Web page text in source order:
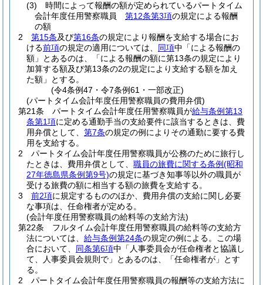
(3)
時間によって報酬の額が定められているパートタイム
会計年度任用警察職員 第12条第3項の規定による報酬
の額
2
第15条及び第16条の規定により報酬を支給する場合にお
ける前項の規定の適用については、 同項中「による報酬の
額」とあるのは、「による報酬の額に第13条の規定により
加算する額及び第13条の2の規定により支給する額を加え
た額」とする。
(令4条例47・令7条例61・一部改正)
(パートタイム会計年度任用警察職員の費用弁償)
第21条
パートタイム会計年度任用警察職員が給与条例第13
条第1項に定める通勤手当の支給要件に該当するときは、費
用弁償として、 第7条の規定の例によりその通勤に要する費
用を支給する。
2
パートタイム会計年度任用警察職員が公務のために旅行し
たときは、費用弁償として、 職員の旅費に関する条例(昭和
27年徳島県条例第9号)の規定に基づき知事等以外の職員が
受ける旅費の額に相当する額の旅費を支給する。
3
前2項に規定するもののほか、費用弁償の支給に関し必要
な事項は、任命権者が定める。
(会計年度任用警察職員の給料等の支給方法)
第22条
フルタイム会計年度任用警察職員の給料等の支給方
法については、 給与条例第24条の規定の例による。
この場
合において、 同条第6項中「人事委員会が任命権者と協議し
て、人事委員会規則で」とあるのは、「任命権者が」とす
る。
2
パートタイム会計年度任用警察職員の報酬等の支給方法に